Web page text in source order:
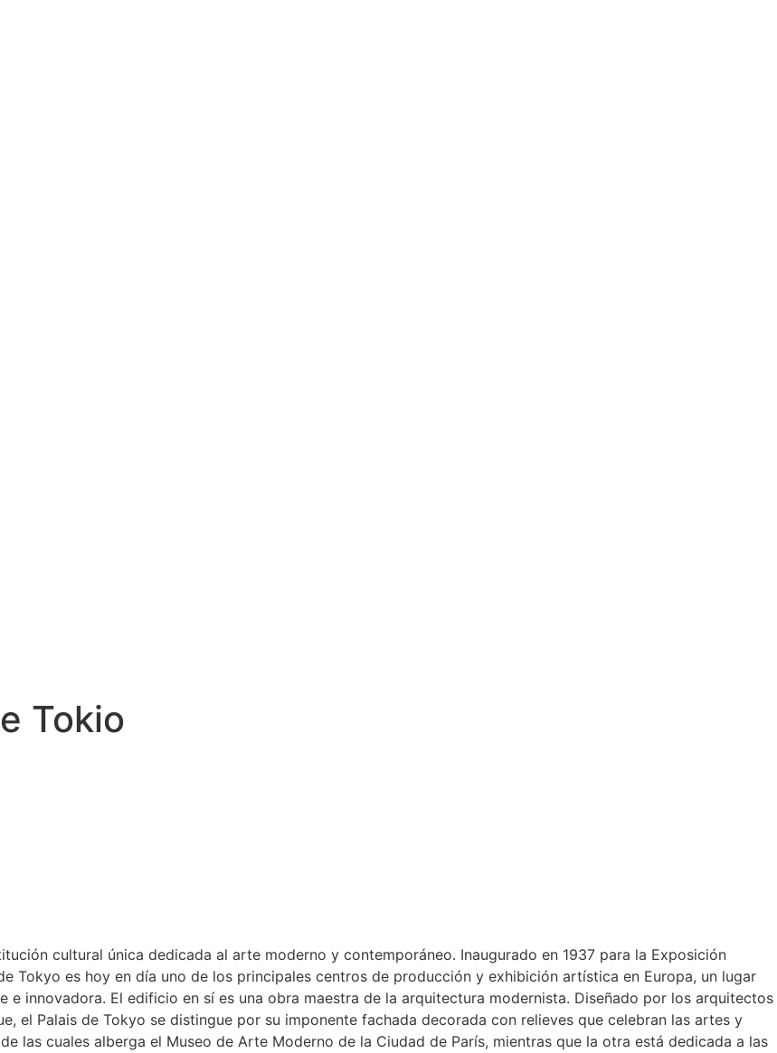
Tokio
cultural única dedicada al arte moderno y contemporáneo. Inaugurado en 1937 para la Exposición
Tokyo es hoy en día uno de los principales centros de producción y exhibición artística en Europa, un lugar
e innovadora. El edificio en sí es una obra maestra de la arquitectura modernista. Diseñado por los arquitectos
el Palais de Tokyo se distingue por su imponente fachada decorada con relieves que celebran las artes y
las cuales alberga el Museo de Arte Moderno de la Ciudad de París, mientras que la otra está dedicada a las